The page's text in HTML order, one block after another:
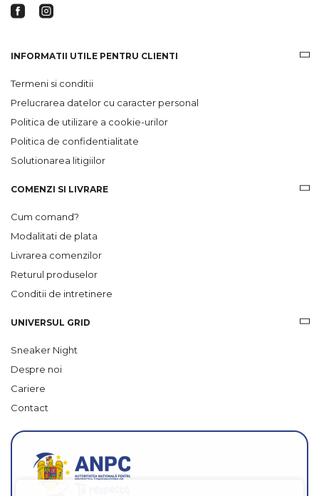
INFORMATII UTILE PENTRU CLIENTI
Termeni si conditii
Prelucrarea datelor cu caracter personal
Politica de utilizare a cookie-urilor
Politica de confidentialitate
Solutionarea litigiilor
COMENZI SI LIVRARE
Cum comand?
Modalitati de plata
Livrarea comenzilor
Returul produselor
Conditii de intretinere
UNIVERSUL GRID
Sneaker Night
Despre noi
Cariere
Contact